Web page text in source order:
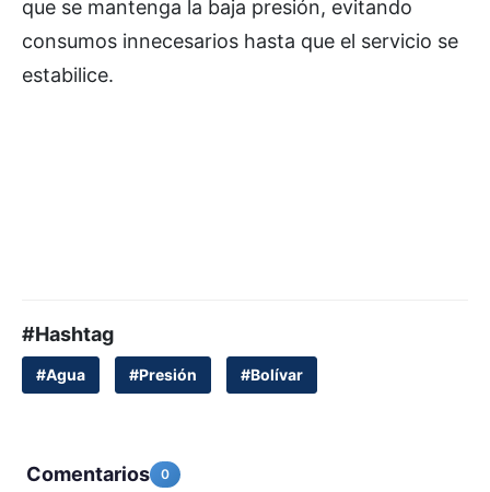
que se mantenga la baja presión, evitando
consumos innecesarios hasta que el servicio se
estabilice.
#Hashtag
#Agua #Presión #Bolívar
Comentarios 0